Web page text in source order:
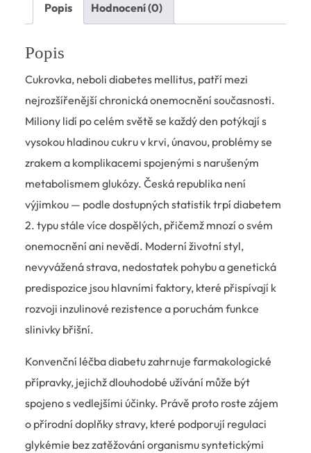
Popis Hodnocení (0)
Popis
Cukrovka, neboli diabetes mellitus, patří mezi
nejrozšířenější chronická onemocnění současnosti.
Miliony lidí po celém světě se každý den potýkají s
vysokou hladinou cukru v krvi, únavou, problémy se
zrakem a komplikacemi spojenými s narušeným
metabolismem glukózy. Česká republika není
výjimkou — podle dostupných statistik trpí diabetem
2. typu stále více dospělých, přičemž mnozí o svém
onemocnění ani nevědí. Moderní životní styl,
nevyvážená strava, nedostatek pohybu a genetická
predispozice jsou hlavními faktory, které přispívají k
rozvoji inzulinové rezistence a poruchám funkce
slinivky břišní.
Konvenční léčba diabetu zahrnuje farmakologické
přípravky, jejichž dlouhodobé užívání může být
spojeno s vedlejšími účinky. Právě proto roste zájem
o přírodní doplňky stravy, které podporují regulaci
glykémie bez zatěžování organismu syntetickými